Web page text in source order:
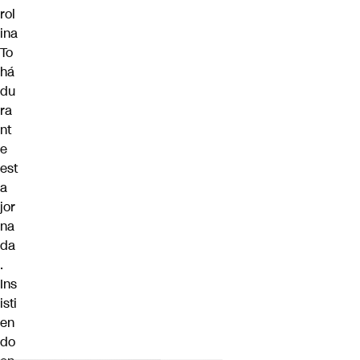
rol
ina
To
há
du
ra
nt
e
est
a
jor
na
da
.
Ins
isti
en
do